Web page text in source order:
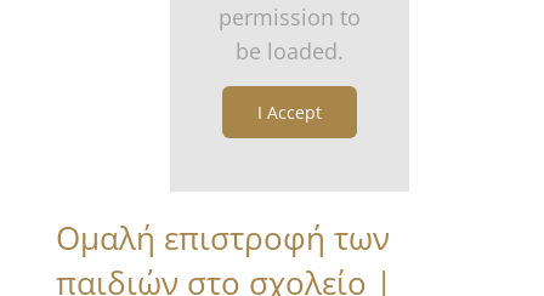
permission to
be loaded.
I Accept
Ομαλή επιστροφή των
παιδιών στο σχολείο |